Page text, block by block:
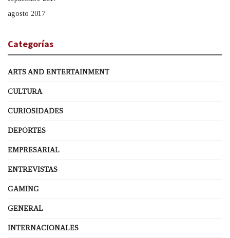
agosto 2017
Categorías
ARTS AND ENTERTAINMENT
CULTURA
CURIOSIDADES
DEPORTES
EMPRESARIAL
ENTREVISTAS
GAMING
GENERAL
INTERNACIONALES